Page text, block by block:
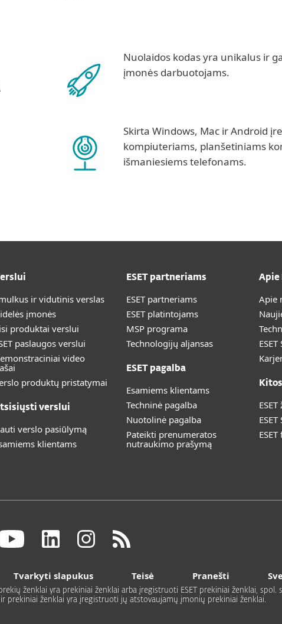
Nuolaidos kodas yra unikalus ir
įmonės darbuotojams.
Skirta Windows, Mac ir Android
kompiuteriams, planšetiniams
išmaniesiems telefonams.
ir vidutinis verslas
įmonės
produktai verslui
paslaugos verslui
video
produktų pristatymai
verslui
verslo pasiūlymą
klientams
ESET partneriams
ESET partneriams
ESET platintojams
MSP programa
Technologijų aljansas
ESET pagalba
Esamiems klientams
Techninė pagalba
Nuotolinė pagalba
Pateikti prenumeratos
nutraukimo prašymą
Apie
Apie
Tvarkyti slapukus Teisė Pranešti
ženklai yra prekiniai ženklai arba įregistruoti ESET prekiniai ženklai, spol.
prekiniai ženklai yra įregistruoti jų atstovaujamų įmonių prekiniai ženklai.